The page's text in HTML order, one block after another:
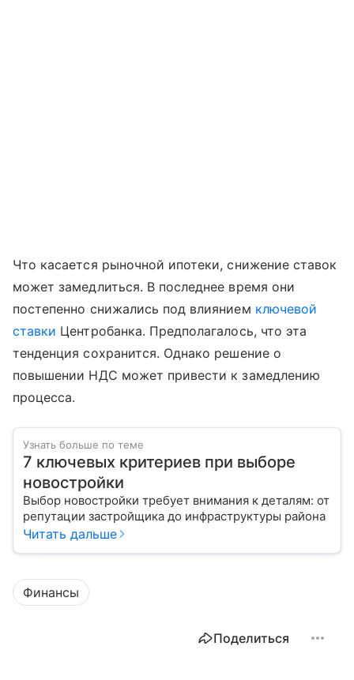
Что касается рыночной ипотеки, снижение ставок
может замедлиться. В последнее время они
постепенно снижались под влиянием ключевой
ставки Центробанка. Предполагалось, что эта
тенденция сохранится. Однако решение о
повышении НДС может привести к замедлению
процесса.
Узнать больше по теме
7 ключевых критериев при выборе
новостройки
Выбор новостройки требует внимания к деталям: от
репутации застройщика до инфраструктуры района
Читать дальше
Финансы
Поделиться